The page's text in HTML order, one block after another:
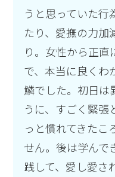
うと思っていた行
たり、愛撫の力加
り。女性から正直
で、本当に良くわ
鱗でした。初日は
うに、すごく緊張
っと慣れてきたこ
せん。後は学んで
践して、愛し愛さ